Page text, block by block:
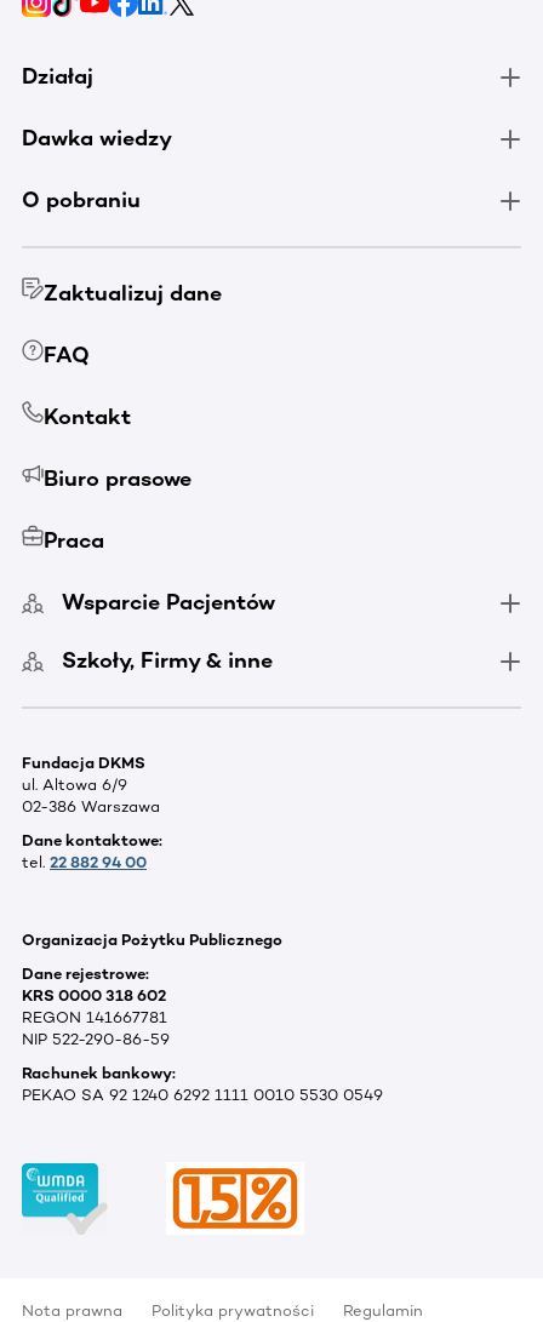
Działaj
Dawka wiedzy
O pobraniu
Zaktualizuj dane
FAQ
Kontakt
Biuro prasowe
Praca
Wsparcie Pacjentów
Szkoły, Firmy & inne
Fundacja DKMS
ul. Altowa 6/9
02-386 Warszawa
Dane kontaktowe:
tel. 22 882 94 00
Organizacja Pożytku Publicznego
Dane rejestrowe:
KRS 0000 318 602
REGON 141667781
NIP 522-290-86-59
Rachunek bankowy:
PEKAO SA 92 1240 6292 1111 0010 5530 0549
Nota prawna Polityka prywatności
Regulamin